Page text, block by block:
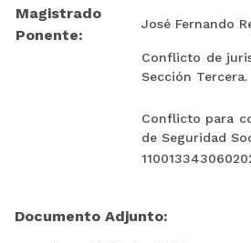
Magistrado
Ponente:
José Fernando
Conflicto de
Sección Tercera.
Conflicto para
de Seguridad
Documento Adjunto: